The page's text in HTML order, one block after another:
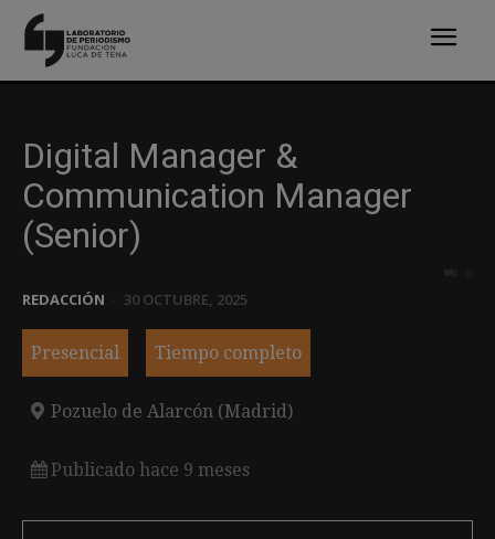
Digital Manager &
Communication Manager
(Senior)
REDACCIÓN 30 OCTUBRE, 2025
Presencial Tiempo completo
Pozuelo de Alarcón (Madrid)
Publicado hace 9 meses